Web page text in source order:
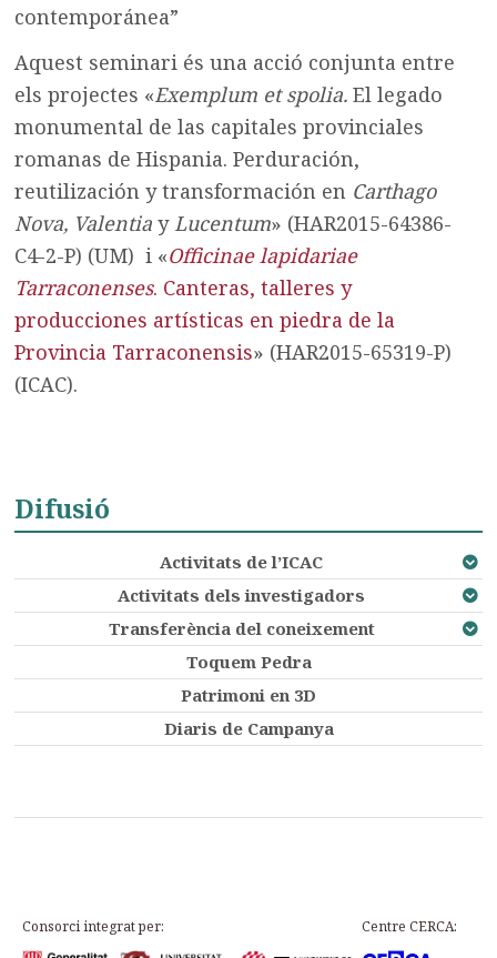
contemporánea”
Aquest seminari és una acció conjunta entre
els projectes «Exemplum et spolia. El legado
monumental de las capitales provinciales
romanas de Hispania. Perduración,
reutilización y transformación en Carthago
Nova, ValentiayLucentum» (HAR2015-64386-
C4-2-P) (UM) i «Officinae lapidariae
Tarraconenses. Canteras, talleres y
producciones artísticas en piedra de la
Provincia Tarraconensis» (HAR2015-65319-P)
(ICAC).
Difusió
Activitats de l’ICAC
Activitats dels investigadors
Transferència del coneixement
Toquem Pedra
Patrimoni en 3D
Diaris de Campanya
Consorci integrat per: Centre CERCA: